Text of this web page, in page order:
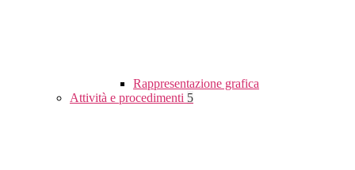
Rappresentazione grafica
Attività e procedimenti 5